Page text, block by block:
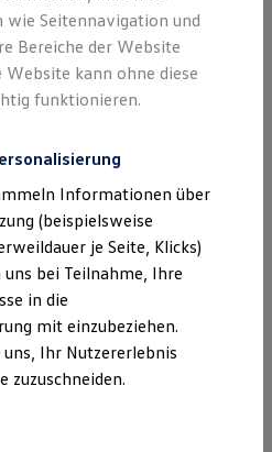
Schlussrate
Garantien
bei Volkswagen
wie Sie das neueste
installieren.
vorliegt, bekommen Sie im
Ihres Fahrzeugs eine
Darin finden Sie
den anstehenden Änderungen.
können Sie den
starten – oder diesen
Dann werden Sie
das Update informiert.
im Hintergrund, während
wie Seitennavigation und
Bereiche der Website
Website kann ohne diese
funktionieren.
Informationen über
(beispielsweise
je Seite, Klicks)
bei Teilnahme, Ihre
in die
mit einzubeziehen.
Ihr Nutzererlebnis
zuzuschneiden.